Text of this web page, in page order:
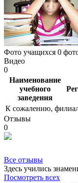
Фото учащихся 0
Видео
0
Наименование
учебного
заведения
К сожалению,
Отзывы
0
Все отзывы
Здесь учились
Посмотреть всех